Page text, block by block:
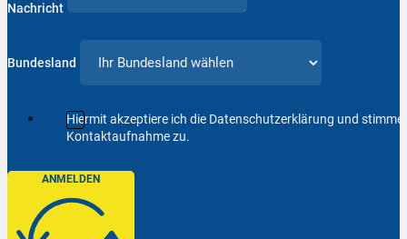
Nachricht
Bundesland
Hiermit akzeptiere ich die Datenschutzerklärung und
Kontaktaufnahme zu.
ANMELDEN